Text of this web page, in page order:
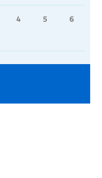
4 5 6